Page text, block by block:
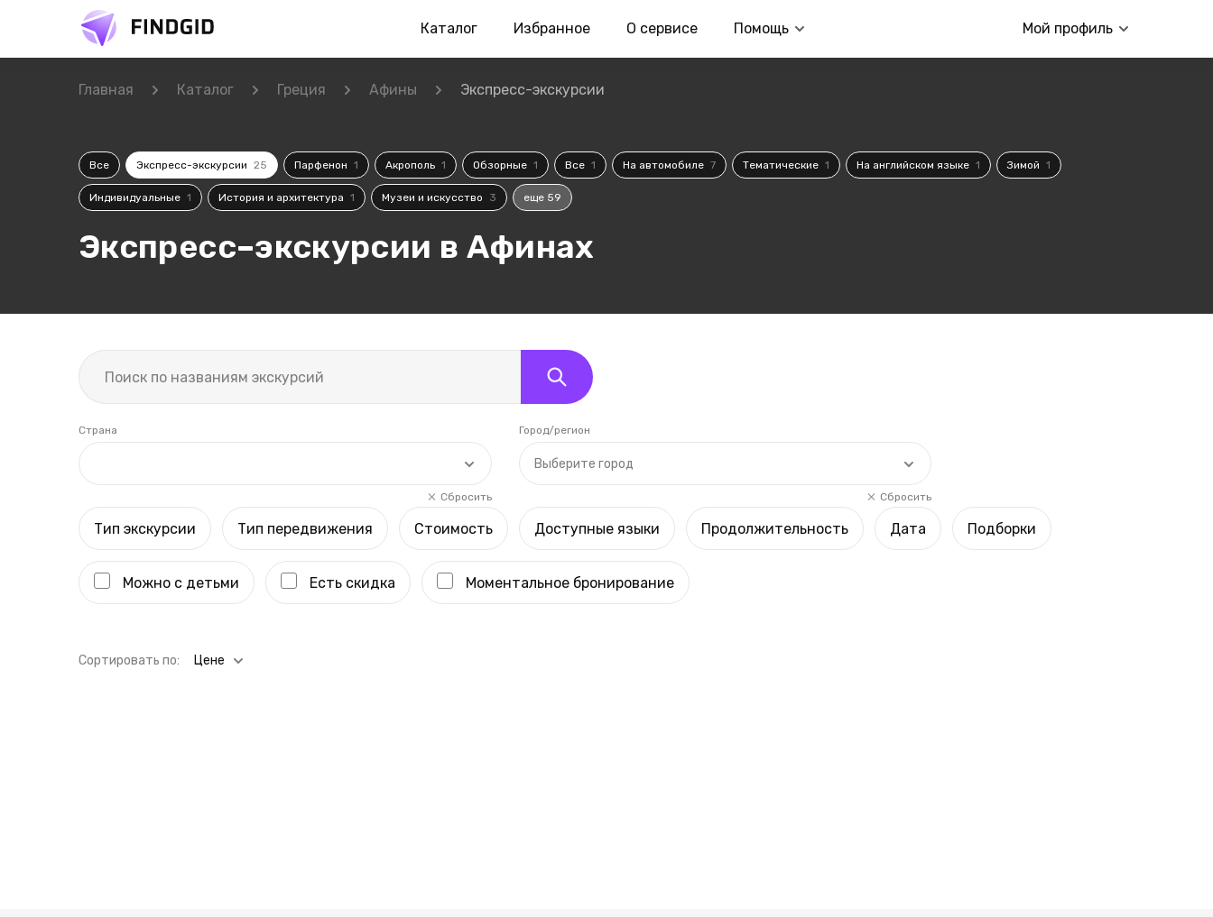
Каталог Избранное О сервисе Помощь Мой профиль
Главная Каталог Греция Афины Экспресс-экскурсии
Все Экспресс-экскурсии 25 Парфенон 1 Акрополь 1 Обзорные 1 Все 1 На автомобиле 7 Тематические 1 На английском языке 1 Зимой 1
Индивидуальные 1 История и архитектура 1 Музеи и искусство 3 еще 59
Экспресс–экскурсии в Афинах
Страна
Сбросить
Выберите город
Город/регион
Сбросить
Тип экскурсии Тип передвижения Стоимость Доступные языки Продолжительность Дата Подборки
Можно с детьми Есть скидка Моментальное бронирование
Cортировать по: Цене